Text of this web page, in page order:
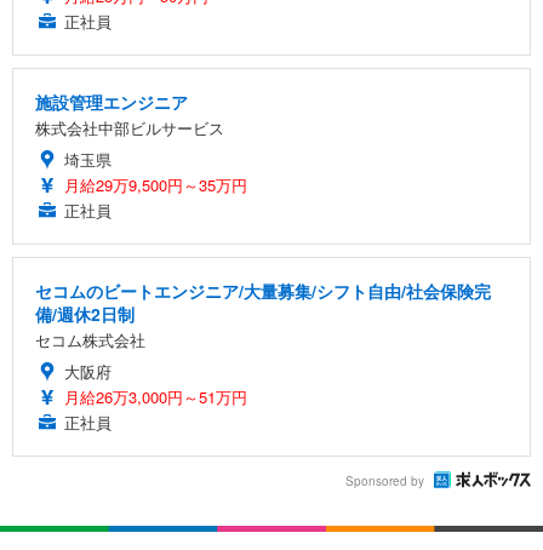
正社員
施設管理エンジニア
株式会社中部ビルサービス
埼玉県
月給29万9,500円～35万円
正社員
セコムのビートエンジニア/大量募集/シフト自由/社会保険完
備/週休2日制
セコム株式会社
大阪府
月給26万3,000円～51万円
正社員
Sponsored by